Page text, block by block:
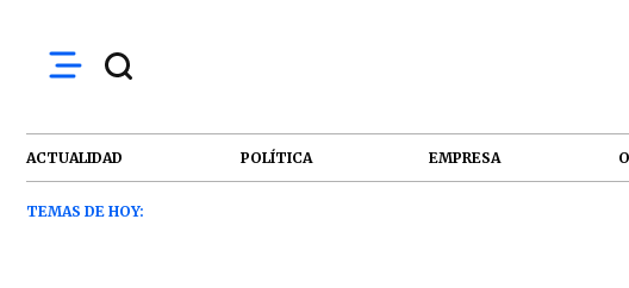
ACTUALIDAD POLÍTICA EMPRESA
TEMAS DE HOY: